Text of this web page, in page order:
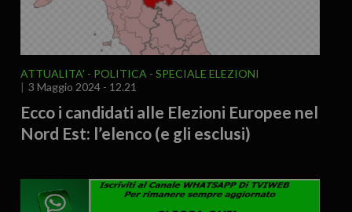
ATTUALITA' POLITICA
SPECIALE ELEZIONI
3 Maggio 2024 - 12.21
Ecco i candidati alle Elezioni Europee nel
Nord Est: l’elenco (e gli esclusi)